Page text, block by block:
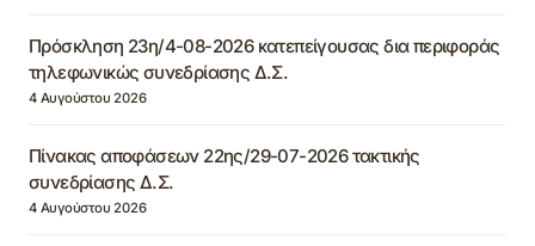
Πρόσκληση 23η/4-08-2026 κατεπείγουσας δια περιφοράς
τηλεφωνικώς συνεδρίασης Δ.Σ.
4 Αυγούστου 2026
Πίνακας αποφάσεων 22ης/29-07-2026 τακτικής
συνεδρίασης Δ.Σ.
4 Αυγούστου 2026